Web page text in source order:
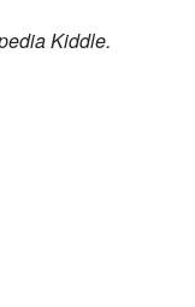
Kiddle.